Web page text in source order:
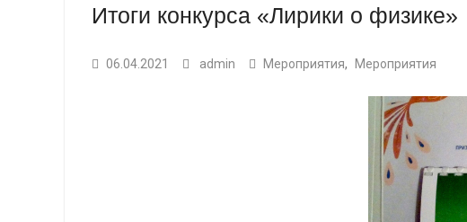
Итоги конкурса «Лирики о физике»
06.04.2021 admin Мероприятия, Мероприятия